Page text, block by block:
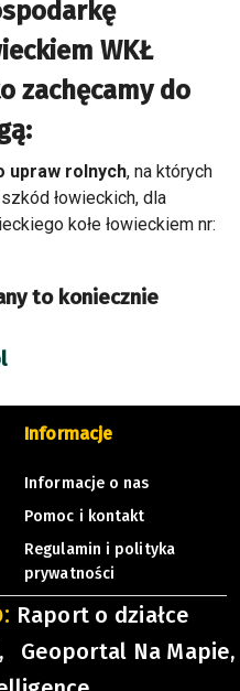
WKŁ
zachęcamy do
upraw rolnych, na których
łowieckich, dla
kołe łowieckiem nr:
to koniecznie
Informacje
Informacje o nas
Pomoc i kontakt
Regulamin i polityka
prywatności
Raport o działce
Geoportal Na Mapie,